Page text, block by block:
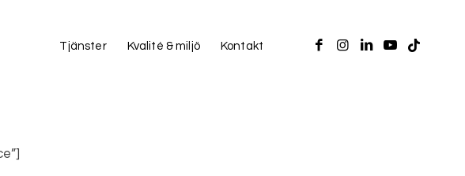
Tjänster Kvalité & miljö Kontakt